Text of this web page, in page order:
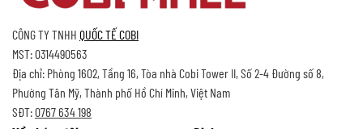
CÔNG TY TNHH QUỐC TẾ COBI
MST: 0314490563
Địa chỉ: Phòng 1602, Tầng 16, Tòa nhà Cobi Tower II, Số 2-4 Đường số 8,
Phường Tân Mỹ, Thành phố Hồ Chí Minh, Việt Nam
SĐT:0767 634 198